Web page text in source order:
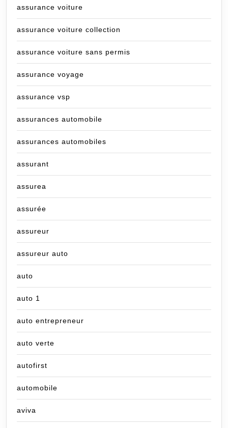
assurance voiture
assurance voiture collection
assurance voiture sans permis
assurance voyage
assurance vsp
assurances automobile
assurances automobiles
assurant
assurea
assurée
assureur
assureur auto
auto
auto 1
auto entrepreneur
auto verte
autofirst
automobile
aviva